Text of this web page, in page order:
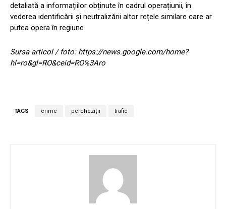
detaliată a informațiilor obținute în cadrul operațiunii, în
vederea identificării și neutralizării altor rețele similare care ar
putea opera în regiune.
Sursa articol / foto: https://news.google.com/home?
hl=ro&gl=RO&ceid=RO%3Aro
TAGS crime percheziții trafic